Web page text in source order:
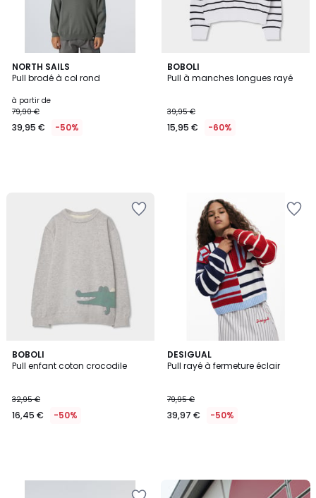
NORTH SAILS
Pull brodé à col rond
à partir de
79,90 €
39,95 € -50%
BOBOLI
Pull à manches longues rayé
39,95 €
15,95 € -60%
BOBOLI
Pull enfant coton crocodile
32,95 €
16,45 € -50%
DESIGUAL
Pull rayé à fermeture éclair
79,95 €
39,97 € -50%
Nouveau